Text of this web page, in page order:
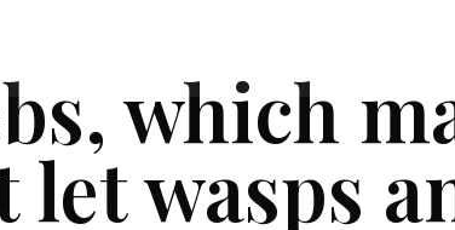
which
wasps